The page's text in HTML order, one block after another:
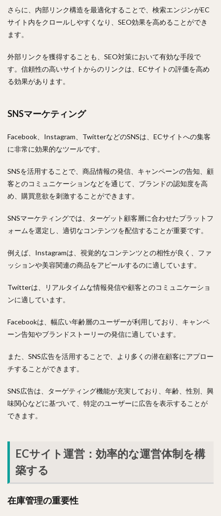
さらに、内部リンク構造を最適化することで、検索エンジンがEC
サイト内をクロールしやすくなり、SEO効果を高めることができ
ます。
外部リンクを獲得することも、SEO対策において有効な手段で
す。信頼性の高いサイトからのリンクは、ECサイトの評価を高め
る効果があります。
SNSマーケティング
Facebook、Instagram、TwitterなどのSNSは、ECサイトへの集客
に非常に効果的なツールです。
SNSを活用することで、商品情報の発信、キャンペーンの告知、顧
客とのコミュニケーションなどを通じて、ブランドの認知度を高
め、購買意欲を刺激することができます。
SNSマーケティングでは、ターゲット顧客層に合わせたプラットフ
ォームを選定し、適切なコンテンツを配信することが重要です。
例えば、Instagramは、視覚的なコンテンツとの相性が良く、ファ
ッションや美容関連の商品をアピールするのに適しています。
Twitterは、リアルタイムな情報発信や顧客とのコミュニケーショ
ンに適しています。
Facebookは、幅広い年齢層のユーザーが利用しており、キャンペ
ーン告知やブランドストーリーの発信に適しています。
また、SNS広告を活用することで、より多くの潜在顧客にアプロー
チすることができます。
SNS広告は、ターゲティング機能が充実しており、年齢、性別、興
味関心などに基づいて、特定のユーザーに広告を表示することが
できます。
ECサイト運営：効率的な運営体制を構
築する
在庫管理の重要性